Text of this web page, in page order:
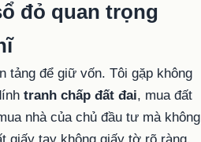
đỏ quan trọng
tảng để giữ vốn. Tôi gặp không
tranh chấp đất đai, mua đất
nhà của chủ đầu tư mà không